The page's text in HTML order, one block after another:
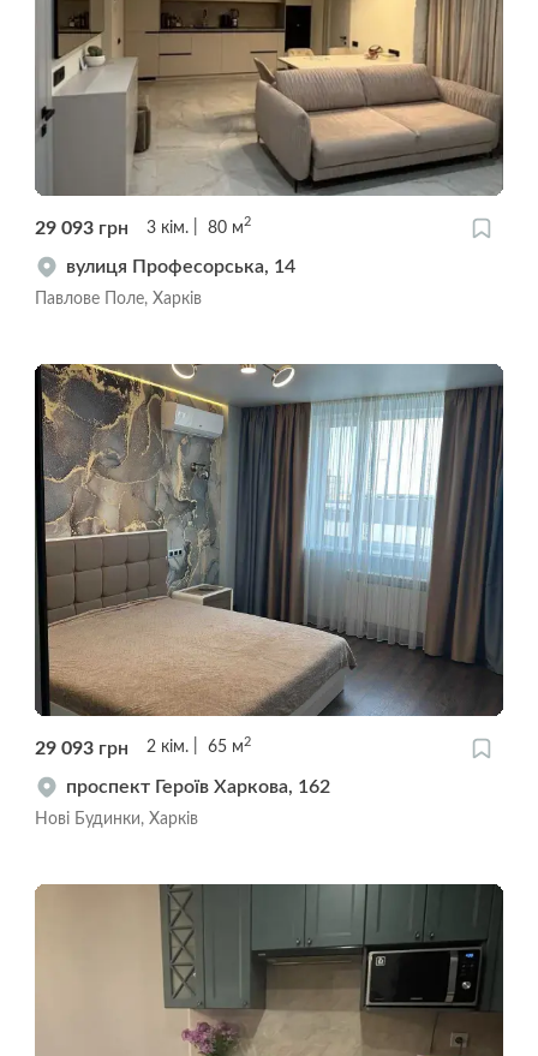
29 093 грн 3 кім. 80 м2
вулиця Професорська, 14
Павлове Поле, Харків
29 093 грн 2 кім. 65 м 2
проспект Героїв Харкова, 162
Нові Будинки, Харків